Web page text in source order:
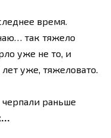
время.
так тяжело
уже не то, и
уже, тяжеловато.
раньше